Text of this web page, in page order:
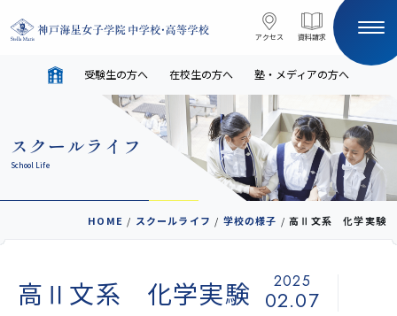
アクセス 資料請求
アクセス 資料請求
HOME
受験生の方へ 在校生の方へ
受験生の方へ 在校生の方へ 塾・メディアの方へ
スクールライフ
School Life
HOME / スクールライフ / 学校の様子 / 高Ⅱ文系 化学実験
高Ⅱ文系 化学実験 2025
02.07